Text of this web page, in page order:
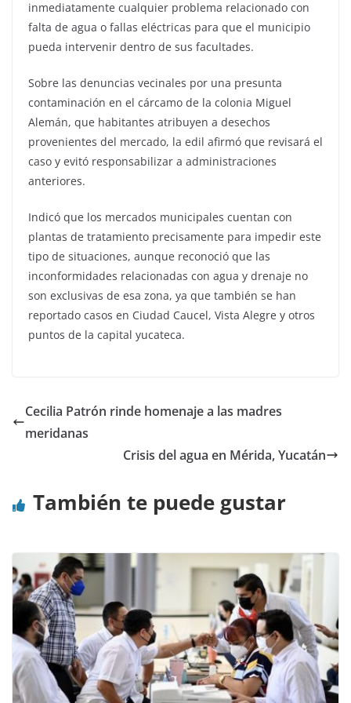
inmediatamente cualquier problema relacionado con
falta de agua o fallas eléctricas para que el municipio
pueda intervenir dentro de sus facultades.
Sobre las denuncias vecinales por una presunta
contaminación en el cárcamo de la colonia Miguel
Alemán, que habitantes atribuyen a desechos
provenientes del mercado, la edil afirmó que revisará el
caso y evitó responsabilizar a administraciones
anteriores.
Indicó que los mercados municipales cuentan con
plantas de tratamiento precisamente para impedir este
tipo de situaciones, aunque reconoció que las
inconformidades relacionadas con agua y drenaje no
son exclusivas de esa zona, ya que también se han
reportado casos en Ciudad Caucel, Vista Alegre y otros
puntos de la capital yucateca.
Cecilia Patrón rinde homenaje a las madres
meridanas
Crisis del agua en Mérida, Yucatán
También te puede gustar